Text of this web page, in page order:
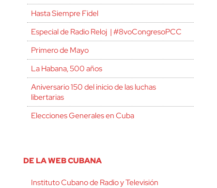
Hasta Siempre Fidel
Especial de Radio Reloj | #8voCongresoPCC
Primero de Mayo
La Habana, 500 años
Aniversario 150 del inicio de las luchas
libertarias
Elecciones Generales en Cuba
DE LA WEB CUBANA
Instituto Cubano de Radio y Televisión